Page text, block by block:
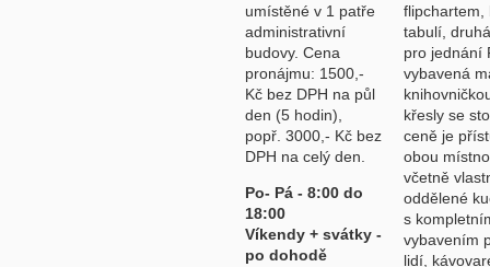
umístěné v 1 patře
administrativní
budovy. Cena
pronájmu: 1500,-
Kč bez DPH na půl
den (5 hodin),
popř. 3000,- Kč bez
DPH na celý den.
Po- Pá - 8:00 do
18:00
Víkendy + svátky -
po dohodě
flipchartem,
tabulí,
pro jednání
vybavená
křesly se
ceně je
obou
včetně
oddělené
s
vybavením
lidí,